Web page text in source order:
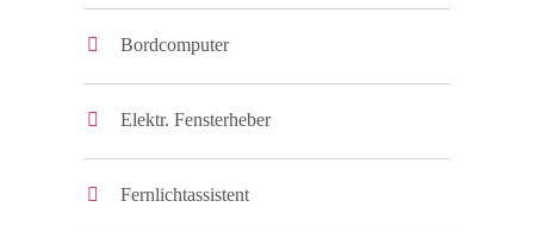
Bordcomputer
Elektr. Fensterheber
Fernlichtassistent